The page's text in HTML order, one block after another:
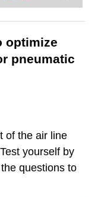
optimize
pneumatic
of the air line
yourself by
questions to